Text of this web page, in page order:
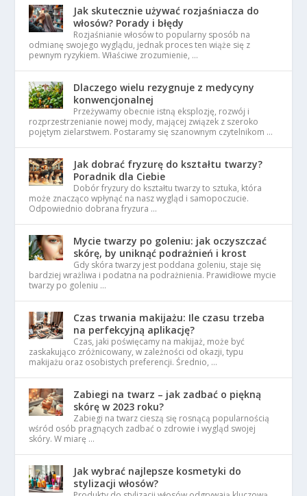
Jak skutecznie używać rozjaśniacza do
włosów? Porady i błędy
Rozjaśnianie włosów to popularny sposób na
odmianę swojego wyglądu, jednak proces ten wiąże się z
pewnym ryzykiem. Właściwe zrozumienie, …
Dlaczego wielu rezygnuje z medycyny
konwencjonalnej
Przeżywamy obecnie istną eksplozję, rozwój i
rozprzestrzenianie nowej mody, mającej związek z szeroko
pojętym zielarstwem. Postaramy się szanownym czytelnikom …
Jak dobrać fryzurę do kształtu twarzy?
Poradnik dla Ciebie
Dobór fryzury do kształtu twarzy to sztuka, która
może znacząco wpłynąć na nasz wygląd i samopoczucie.
Odpowiednio dobrana fryzura …
Mycie twarzy po goleniu: jak oczyszczać
skórę, by uniknąć podrażnień i krost
Gdy skóra twarzy jest poddana goleniu, staje się
bardziej wrażliwa i podatna na podrażnienia. Prawidłowe mycie
twarzy po goleniu …
Czas trwania makijażu: Ile czasu trzeba
na perfekcyjną aplikację?
Czas, jaki poświęcamy na makijaż, może być
zaskakująco zróżnicowany, w zależności od okazji, typu
makijażu oraz osobistych preferencji. Średnio, …
Zabiegi na twarz – jak zadbać o piękną
skórę w 2023 roku?
Zabiegi na twarz cieszą się rosnącą popularnością
wśród osób pragnących zadbać o zdrowie i wygląd swojej
skóry. W miarę …
Jak wybrać najlepsze kosmetyki do
stylizacji włosów?